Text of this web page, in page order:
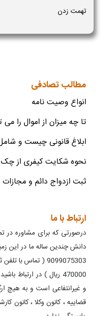
تهمت زدن
مطالب تصادفی
انواع وصیت نامه
تا چه میزان از اموال را
ابلاغ قانونی چیست و
نحوه شکایت کیفری از
ثبت ازدواج دائم و
ارتباط با ما
درصورتی که برای مشاوره در
دانش چندین ساله ما در این
9099075303 (
470000 ریال ) در
و غیرانتفاعی است و به هیچ
قضاییه ، کانون وکلا ، کانون